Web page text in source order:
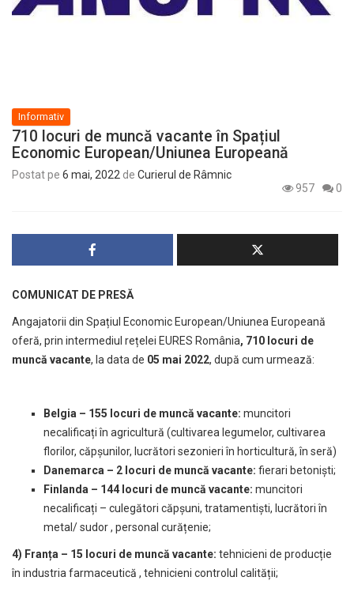
Informativ
710 locuri de muncă vacante în Spațiul
Economic European/Uniunea Europeană
Postat pe 6 mai, 2022 de Curierul de Râmnic
957
0
COMUNICAT DE PRESĂ
Angajatorii din Spațiul Economic European/Uniunea Europeană
oferă, prin intermediul rețelei EURES România, 710 locuri de
muncă vacante, la data de 05 mai 2022, după cum urmează:
Belgia – 155 locuri de muncă vacante: muncitori
necalificați în agricultură (cultivarea legumelor, cultivarea
florilor, căpșunilor, lucrători sezonieri în horticultură, în seră)
Danemarca – 2 locuri de muncă vacante: fierari betoniști;
Finlanda – 144 locuri de muncă vacante: muncitori
necalificați – culegători căpșuni, tratamentiști, lucrători în
metal/ sudor , personal curățenie;
4) Franța – 15 locuri de muncă vacante: tehnicieni de producție
în industria farmaceutică , tehnicieni controlul calității;